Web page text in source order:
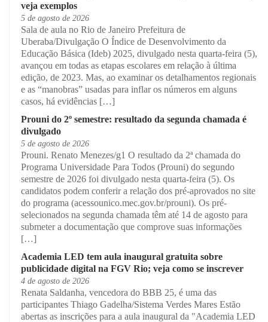
veja exemplos
5 de agosto de 2026
Sala de aula no Rio de Janeiro Prefeitura de
Uberaba/Divulgação O Índice de Desenvolvimento da
Educação Básica (Ideb) 2025, divulgado nesta quarta-feira (5),
avançou em todas as etapas escolares em relação à última
edição, de 2023. Mas, ao examinar os detalhamentos regionais
e as “manobras” usadas para inflar os números em alguns
casos, há evidências […]
Prouni do 2º semestre: resultado da segunda chamada é
divulgado
5 de agosto de 2026
Prouni. Renato Menezes/g1 O resultado da 2ª chamada do
Programa Universidade Para Todos (Prouni) do segundo
semestre de 2026 foi divulgado nesta quarta-feira (5). Os
candidatos podem conferir a relação dos pré-aprovados no site
do programa (acessounico.mec.gov.br/prouni). Os pré-
selecionados na segunda chamada têm até 14 de agosto para
submeter a documentação que comprove suas informações
[…]
Academia LED tem aula inaugural gratuita sobre
publicidade digital na FGV Rio; veja como se inscrever
4 de agosto de 2026
Renata Saldanha, vencedora do BBB 25, é uma das
participantes Thiago Gadelha/Sistema Verdes Mares Estão
abertas as inscrições para a aula inaugural da "Academia LED